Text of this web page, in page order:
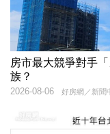
房市最大競爭對手
族？
好房網／新聞
2026-08-06